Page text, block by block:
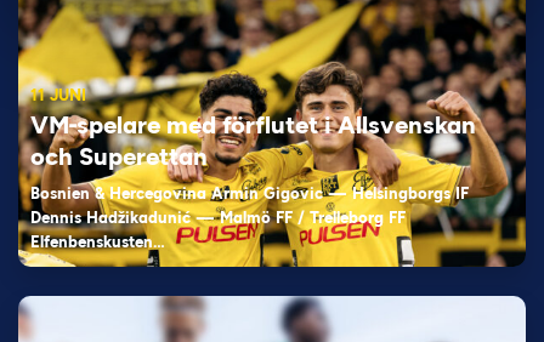
11 JUNI
VM-spelare med förflutet i Allsvenskan
och Superettan
Bosnien & Hercegovina Armin Gigovic — Helsingborgs IF
Dennis Hadžikadunić — Malmö FF / Trelleborg FF
Elfenbenskusten…